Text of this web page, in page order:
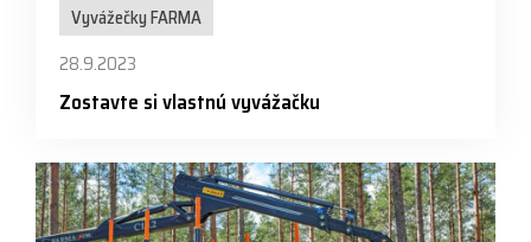
Vyvážečky FARMA
28.9.2023
Zostavte si vlastnú vyvážačku